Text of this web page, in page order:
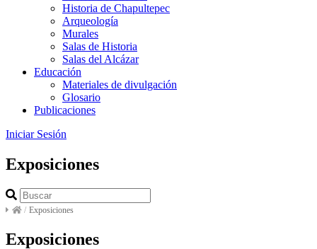
Historia de Chapultepec
Arqueología
Murales
Salas de Historia
Salas del Alcázar
Educación
Materiales de divulgación
Glosario
Publicaciones
Iniciar Sesión
Exposiciones
/ Exposiciones
Exposiciones